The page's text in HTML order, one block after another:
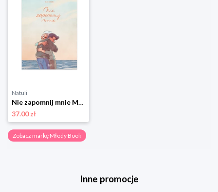
Natuli
Nie zapomnij mnie Młody book
37.00 zł
Zobacz markę Młody Book
Inne promocje